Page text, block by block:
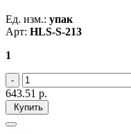
Ед. изм.: упак
Арт: HLS-S-213
1
643.51 р.
Купить